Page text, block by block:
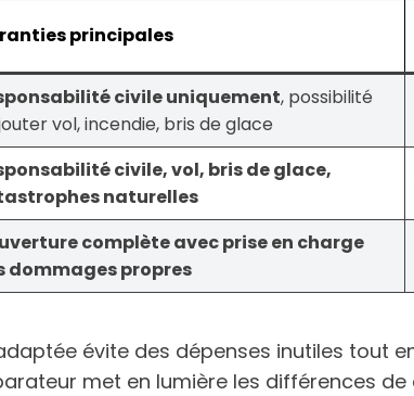
principales
civile uniquement, possibilité
vol, incendie, bris de glace
civile, vol, bris de glace,
naturelles
complète avec prise en charge
dommages propres
évite des dépenses inutiles tout
met en lumière les différences